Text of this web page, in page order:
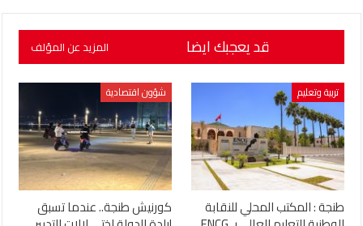
قد يعجبك ايضا المزيد عن المؤلف
تربية وتعليم
طنجة : المكتب المحلي للنقابة
شؤون اقتصادية
كورنيش طنجة.. عندما تسبق